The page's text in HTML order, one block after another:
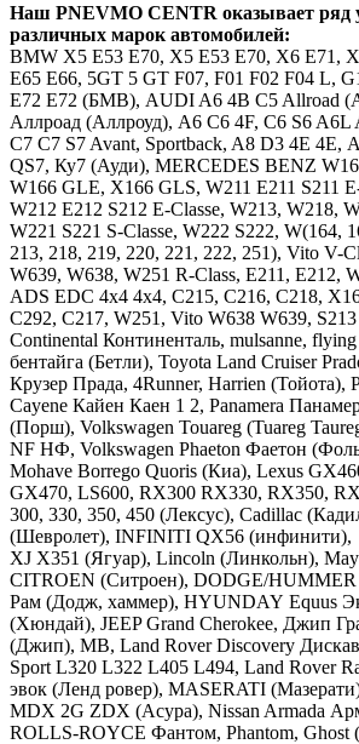
Наш PNEVMO CENTR оказывает ряд
различных марок автомобилей:
BMW Х5 E53 E70, X5 Е53 Е70, Х6 E71,
Е65 Е66, 5GT 5 GT F07, F01 F02 F04 L,
E72 Е72 (БМВ), AUDI A6 4B C5 Allroad
Аллроад (Аллроуд), A6 C6 4F, С6 S6 A6L
C7 С7 S7 Avant, Sportback, A8 D3 4E 4Е,
QS7, Ку7 (Ауди), MERCEDES BENZ
W166 GLE, X166 GLS, W211 E211 S211
W212 E212 S212 E-Classe, W213, W218,
W221 S221 S-Classe, W222 S222, W(164,
213, 218, 219, 220, 221, 222, 251), Vito V-
W639, W638, W251 R-Class, Е211, Е212,
ADS EDC 4x4 4х4, C215, C216, C218,
C292, C217, W251, Vito W638 W639,
Continental Континенталь, mulsanne, flying
бентайга (Бетли), Toyota Land Cruiser
Крузер Прада, 4Runner, Harrien (Тойота),
Cayene Кайен Каен 1 2, Panamera
(Порш), Volkswagen Touareg (Tuareg
NF НФ, Volkswagen Phaeton Фаетон
Mohave Borrego Quoris (Киа), Lexus
GX470, LS600, RX300 RX330, RX350,
300, 330, 350, 450 (Лексус), Cadillac
(Шевролет), INFINITI QX56 (инфинити),
XJ X351 (Ягуар), Lincoln (Линкольн),
CITROEN (Ситроен), DODGE/HUMMER
Рам (Додж, хаммер), HYUNDAY Equus
(Хюндай), JEEP Grand Cherokee, Джип
(Джип), MB, Land Rover Discovery
Sport L320 L322 L405 L494, Land Rover
эвок (Ленд ровер), MASERATI
MDX 2G ZDX (Асура), Nissan Armada
ROLLS-ROYCE Фантом, Phantom, Ghost